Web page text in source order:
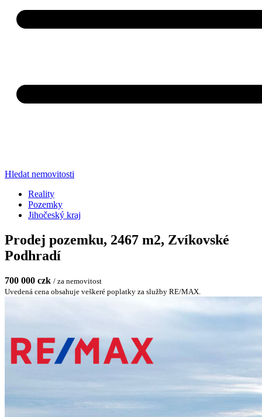
Hledat nemovitosti
Reality
Pozemky
Jihočeský kraj
Prodej pozemku, 2467 m2, Zvíkovské
Podhradí
700 000 czk / za nemovitost
Uvedená cena obsahuje veškeré poplatky za služby RE/MAX.